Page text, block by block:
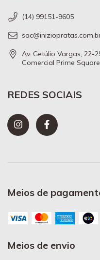
(14) 99151-9605
Av. Getúlio Vargas, 22-
Comercial Prime
REDES SOCIAIS
Meios de
Meios de envio